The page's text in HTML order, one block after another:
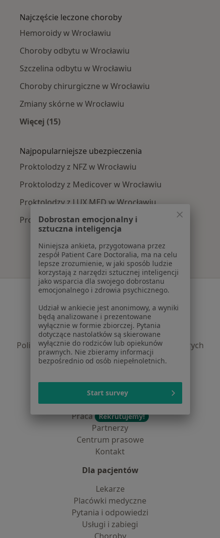
Najczęście leczone choroby
Hemoroidy w Wrocławiu
Choroby odbytu w Wrocławiu
Szczelina odbytu w Wrocławiu
Choroby chirurgiczne w Wrocławiu
Zmiany skórne w Wrocławiu
Więcej (15)
Najpopularniejsze ubezpieczenia
Proktolodzy z NFZ w Wrocławiu
Proktolodzy z Medicover w Wrocławiu
Proktolodzy z LUX MED w Wrocławiu
Proktolodzy z Enel-med w Wrocławiu
Serwis
Regulamin
Polityka prywatności pacjentów
Polityka prywatności profesjonalistów
Polityka prywatności dla profesjonalistów, których
dane pozyskaliśmy samodzielnie
Polityka cookies
Jak działają wyniki wyszukiwania
Dostępność
O nas
Praca Rekrutujemy!
Partnerzy
Centrum prasowe
Kontakt
Dla pacjentów
Lekarze
Placówki medyczne
Pytania i odpowiedzi
Usługi i zabiegi
Dobrostan emocjonalny i
sztuczna inteligencja
Niniejsza ankieta, przygotowana przez
zespół Patient Care Doctoralia, ma na celu
lepsze zrozumienie, w jaki sposób ludzie
korzystają z narzędzi sztucznej inteligencji
jako wsparcia dla swojego dobrostanu
emocjonalnego i zdrowia psychicznego.
Udział w ankiecie jest anonimowy, a wyniki
będą analizowane i prezentowane
wyłącznie w formie zbiorczej. Pytania
dotyczące nastolatków są skierowane
wyłącznie do rodziców lub opiekunów
prawnych. Nie zbieramy informacji
bezpośrednio od osób niepełnoletnich.
Start survey